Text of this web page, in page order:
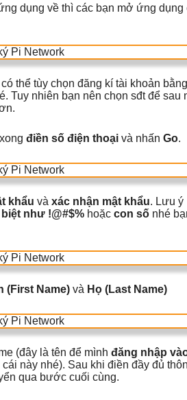
dụng về thì các bạn mở ứng
thể tùy chọn đăng kí tài khoản
Tuy nhiên bạn nên chọn sđt để sau
xong điền số điện thoại và nhấn Go.
khẩu và xác nhận mật khẩu. Lưu ý
như !@#$% hoặc con số nhé
(First Name) và Họ (Last Name)
(đây là tên để mình đăng nhập
này nhé). Sau khi điền đầy đủ
qua bước cuối cùng.